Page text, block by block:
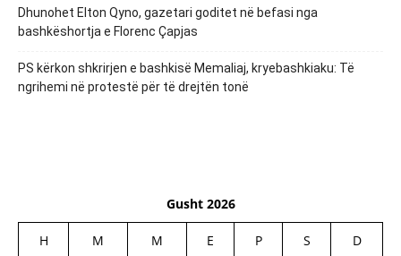
Dhunohet Elton Qyno, gazetari goditet në befasi nga
bashkëshortja e Florenc Çapjas
PS kërkon shkrirjen e bashkisë Memaliaj, kryebashkiaku: Të
ngrihemi në protestë për të drejtën tonë
Gusht 2026
H M M E P S D